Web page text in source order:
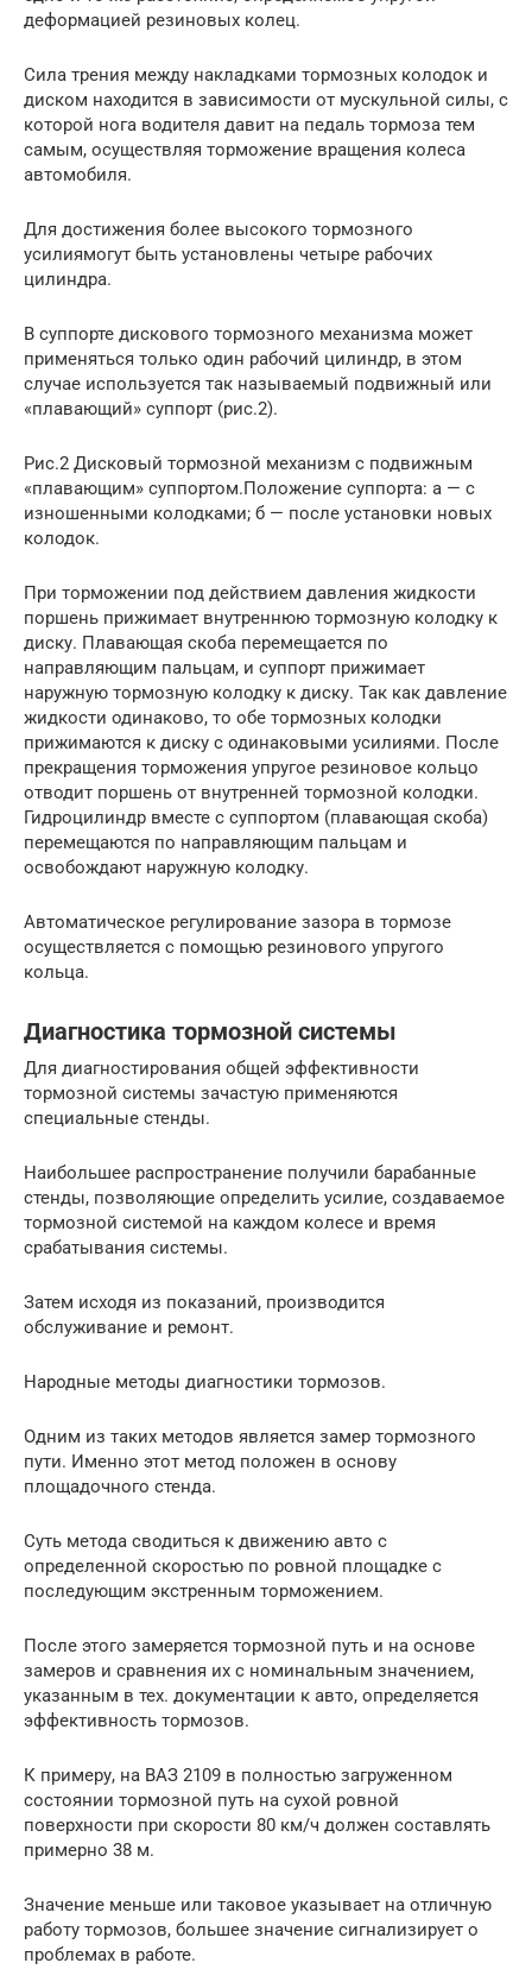
деформацией резиновых колец.
Сила трения между накладками тормозных колодок и
диском находится в зависимости от мускульной силы, с
которой нога водителя давит на педаль тормоза тем
самым, осуществляя торможение вращения колеса
автомобиля.
Для достижения более высокого тормозного
усилиямогут быть установлены четыре рабочих
цилиндра.
В суппорте дискового тормозного механизма может
применяться только один рабочий цилиндр, в этом
случае используется так называемый подвижный или
«плавающий» суппорт (рис.2).
Рис.2 Дисковый тормозной механизм с подвижным
«плавающим» суппортом.Положение суппорта: а — с
изношенными колодками; б — после установки новых
колодок.
При торможении под действием давления жидкости
поршень прижи­мает внутреннюю тормозную колодку к
диску. Плавающая скоба перемещается по
направляющим пальцам, и суппорт прижимает
наружную тормозную колодку к диску. Так как давление
жидкости одинаково, то обе тормозных ко­лодки
прижимаются к диску с одинаковыми усилиями. После
прекращения торможения упругое резиновое кольцо
отводит поршень от внутренней тор­мозной колодки.
Гидроцилиндр вместе с суппортом (плавающая скоба)
пере­мещаются по направляющим пальцам и
освобождают наружную колодку.
Автоматическое регулирование зазора в тормозе
осуществляется с помощью резинового упругого
кольца.
Диагностика тормозной системы
Для диагностирования общей эффективности
тормозной системы зачастую применяются
специальные стенды.
Наибольшее распространение получили барабанные
стенды, позволяющие определить усилие, создаваемое
тормозной системой на каждом колесе и время
срабатывания системы.
Затем исходя из показаний, производится
обслуживание и ремонт.
Народные методы диагностики тормозов.
Одним из таких методов является замер тормозного
пути. Именно этот метод положен в основу
площадочного стенда.
Суть метода сводиться к движению авто с
определенной скоростью по ровной площадке с
последующим экстренным торможением.
После этого замеряется тормозной путь и на основе
замеров и сравнения их с номинальным значением,
указанным в тех. документации к авто, определяется
эффективность тормозов.
К примеру, на ВАЗ 2109 в полностью загруженном
состоянии тормозной путь на сухой ровной
поверхности при скорости 80 км/ч должен составлять
примерно 38 м.
Значение меньше или таковое указывает на отличную
работу тормозов, большее значение сигнализирует о
проблемах в работе.